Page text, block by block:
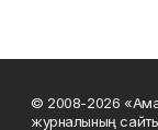
© 2008-2026
журналының